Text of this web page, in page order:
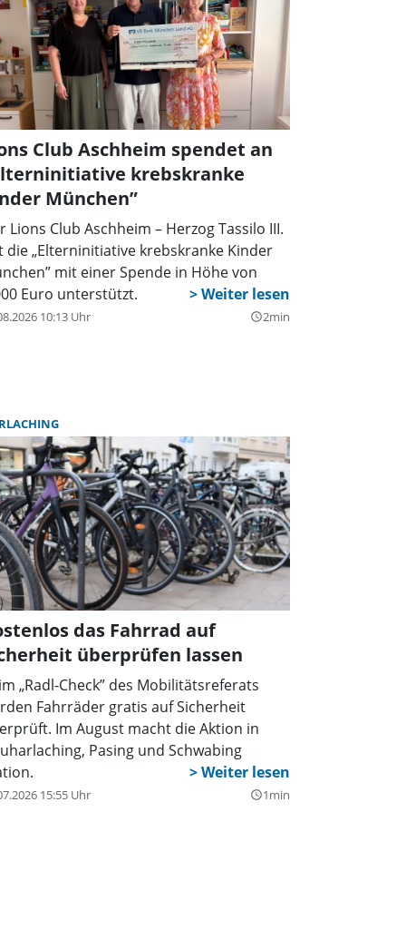
Club Aschheim spendet an
krebskranke
München”
Lions Club Aschheim – Herzog Tassilo III.
die „Elterninitiative krebskranke Kinder
mit einer Spende in Höhe von
Euro unterstützt.
10:13 Uhr query_builder2min
das Fahrrad auf
überprüfen lassen
„Radl-Check” des Mobilitätsreferats
Fahrräder gratis auf Sicherheit
Im August macht die Aktion in
Pasing und Schwabing
15:55 Uhr query_builder1min